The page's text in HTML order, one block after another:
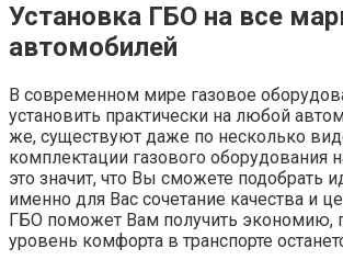
Установка ГБО на все
автомобилей
В современном мире газовое
установить практически на любой
же, существуют даже по несколько
комплектации газового оборудования
это значит, что Вы сможете подобрать
именно для Вас сочетание качества и
ГБО поможет Вам получить экономию,
уровень комфорта в транспорте